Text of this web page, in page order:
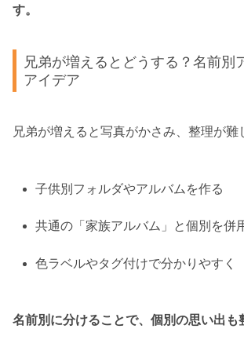
す。
兄弟が増えるとどうする？名前別
アイデア
兄弟が増えると写真がかさみ、整理が難
子供別フォルダやアルバムを作る
共通の「家族アルバム」と個別を併
色ラベルやタグ付けで分かりやすく
名前別に分けることで、個別の思い出も